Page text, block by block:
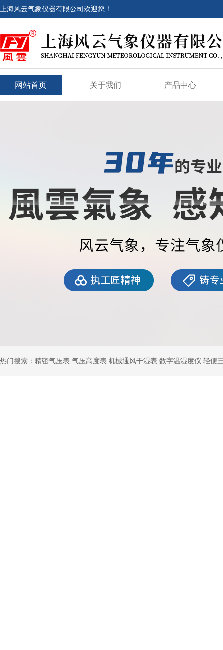
上海风云气象仪器有限公司欢迎您！
网站首页 关于我们 产品中心